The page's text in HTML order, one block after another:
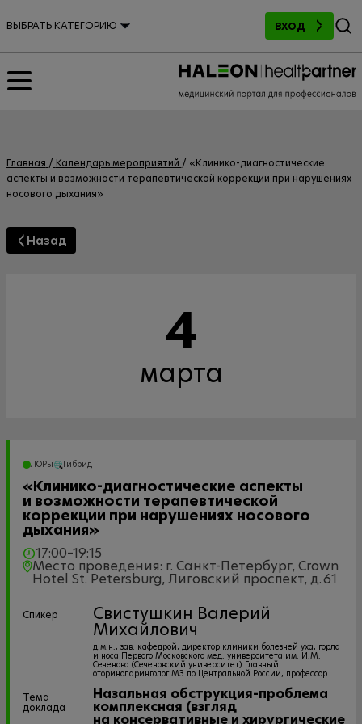
ВЫБРАТЬ КАТЕГОРИЮ ВХОД
Главная Календарь мероприятий
«Клинико-диагностические
аспекты и возможности терапевтической коррекции при нарушениях
носового дыхания»
Назад
4
марта
ЛОРы Гибрид
«Клинико-диагностические аспекты
и возможности терапевтической
коррекции при нарушениях носового
дыхания»
17:00–19:15
Место проведения: г. Санкт-Петербург, Crown
Hotel St. Petersburg, Лиговский проспект, д. 61
Спикер Свистушкин Валерий
Михайлович
д.м.н., зав. кафедрой, директор клиники болезней уха, горла
и носа Первого Московского мед. университета им. И.М.
Сеченова (Сеченовский университет) Главный
оториноларинголог МЗ по Центральной России, профессор
Тема
доклада
Назальная обструкция-проблема
комплексная (взгляд
на консервативные и хирургические